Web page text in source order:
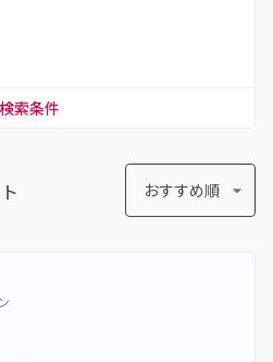
検索条件
おすすめ順